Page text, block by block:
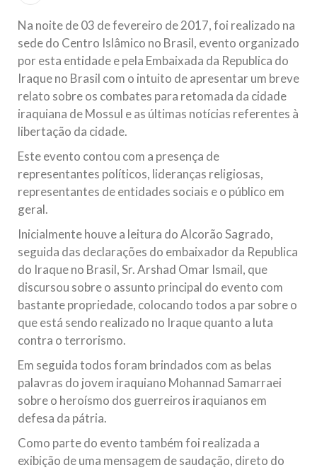
no ano novo muçulmano de 1435 Hejrita. Desejamos a
todos os irmãos e irmãs um novo
10 DE NOVEMBRO DE 2013
Falecimento do Imam Ali Ibn Al-Hussein
(A.S.)
Em nome de Deus, o Clemente, o Misericordioso! Diante da
muçulmanos, o Imam Ali Ibn Al-Hussein Ibn Ali Ibn Abi Táleb
NOTÍCIAS
3 DE JULHO DE 2014
ministro das Relações Exteriores da
Na noite da quinta-feira, 03 de Abril, o Centro Islâmico no
Brasil recebeu em sua sede, em São Paulo, o ex-ministro das
Relações Exteriores da República Islâmica do Irã, Sr. Kamal
Kharrazi, que encontra-se visitando
Na noite de 03 de fevereiro de 2017, foi realizado na
sede do Centro Islâmico no Brasil, evento organizado
por esta entidade e pela Embaixada da Republica do
Iraque no Brasil com o intuito de apresentar um breve
relato sobre os combates para retomada da cidade
iraquiana de Mossul e as últimas notícias referentes à
libertação da cidade.
Este evento contou com a presença de
representantes políticos, lideranças religiosas,
representantes de entidades sociais e o público em
geral.
Inicialmente houve a leitura do Alcorão Sagrado,
seguida das declarações do embaixador da Republica
do Iraque no Brasil, Sr. Arshad Omar Ismail, que
discursou sobre o assunto principal do evento com
bastante propriedade, colocando todos a par sobre o
que está sendo realizado no Iraque quanto a luta
contra o terrorismo.
Em seguida todos foram brindados com as belas
palavras do jovem iraquiano Mohannad Samarraei
sobre o heroísmo dos guerreiros iraquianos em
defesa da pátria.
Como parte do evento também foi realizada a
exibição de uma mensagem de saudação, direto do